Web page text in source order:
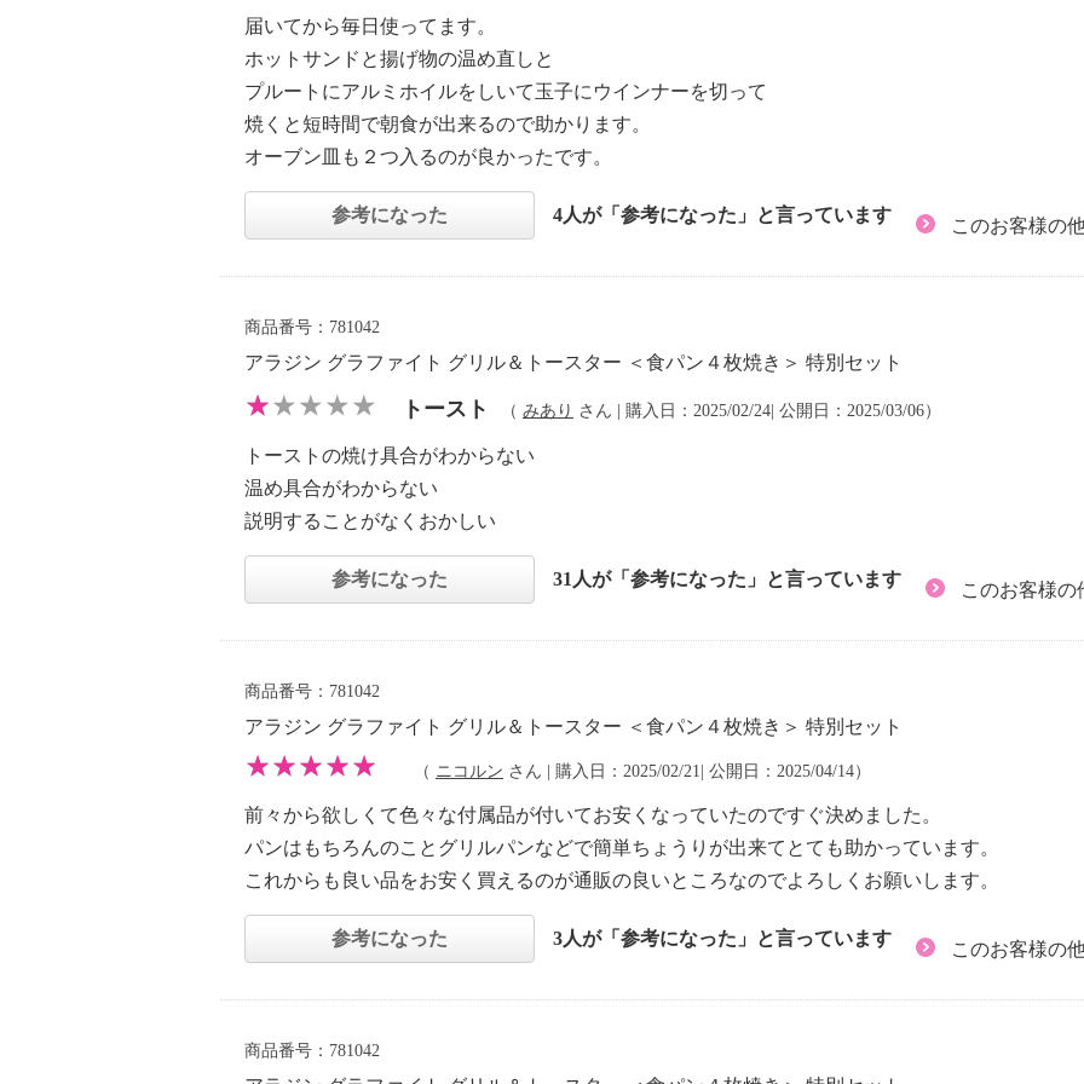
届いてから毎日使ってます。
ホットサンドと揚げ物の温め直しと
プルートにアルミホイルをしいて玉子にウインナーを切って
焼くと短時間で朝食が出来るので助かります。
オーブン皿も２つ入るのが良かったです。
参考になった 4人が「参考になった」と言っています
このお客様の
商品番号：781042
アラジン グラファイト グリル＆トースター ＜食パン４枚焼き＞ 特別セット
トースト （ みあり さん | 購入日：2025/02/24| 公開日：2025/03/06）
トーストの焼け具合がわからない
温め具合がわからない
説明することがなくおかしい
参考になった 31人が「参考になった」と言っています
このお客様の
商品番号：781042
アラジン グラファイト グリル＆トースター ＜食パン４枚焼き＞ 特別セット
（ ニコルン さん | 購入日：2025/02/21| 公開日：2025/04/14）
前々から欲しくて色々な付属品が付いてお安くなっていたのですぐ決めました。
パンはもちろんのことグリルパンなどで簡単ちょうりが出来てとても助かっています。
これからも良い品をお安く買えるのが通販の良いところなのでよろしくお願いします。
参考になった 3人が「参考になった」と言っています
このお客様の
商品番号：781042